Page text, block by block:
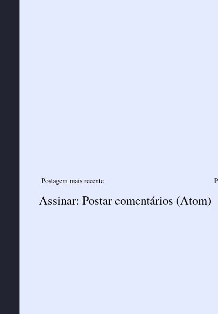
Postagem mais recente
Assinar: Postar comentários (Atom)